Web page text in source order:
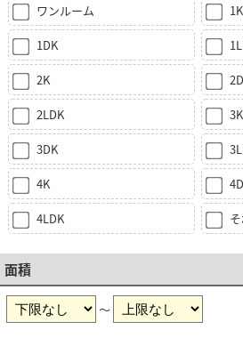
ワンルーム 1K
1DK
2K
2LDK 3K
3DK
4K
4LDK
面積
～